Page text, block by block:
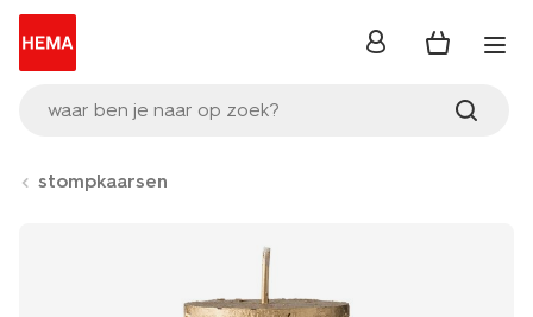
waar ben je naar op zoek?
inloggen
stompkaarsen